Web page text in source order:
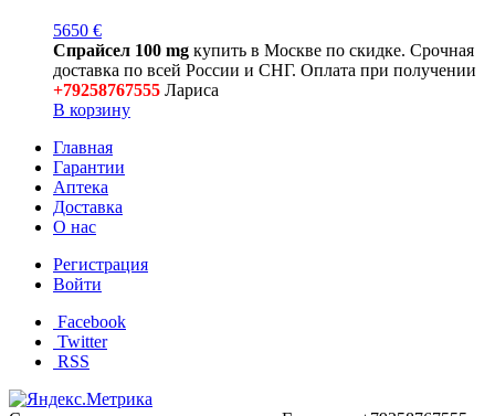
5650 €
Спрайсел 100 mg купить в Москве по скидке. Срочная
доставка по всей России и СНГ. Оплата при получении
+79258767555 Лариса
В корзину
Главная
Гарантии
Аптека
Доставка
О нас
Регистрация
Войти
Facebook
Twitter
RSS